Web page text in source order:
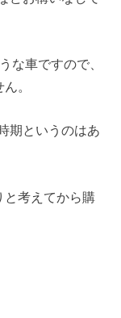
な車ですので、
。
期というのはあ
と考えてから購